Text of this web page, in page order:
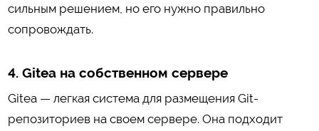
сильным решением, но его нужно правильно
сопровождать.
4. Gitea на собственном сервере
Gitea — легкая система для размещения Git-
репозиториев на своем сервере. Она подходит